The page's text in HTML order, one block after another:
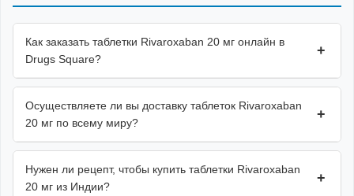
Как заказать таблетки Rivaroxaban 20 мг онлайн в
Drugs Square?
+
Осуществляете ли вы доставку таблеток Rivaroxaban
20 мг по всему миру?
+
Нужен ли рецепт, чтобы купить таблетки Rivaroxaban
20 мг из Индии?
+